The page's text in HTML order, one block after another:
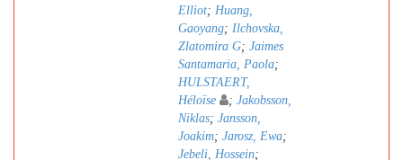
Elliot; Huang,
Gaoyang; Ilchovska,
Zlatomira G; Jaimes
Santamaria, Paola;
HULSTAERT,
Héloïse
; Jakobsson,
Niklas; Jansson,
Joakim; Jarosz, Ewa;
Jebeli, Hossein;